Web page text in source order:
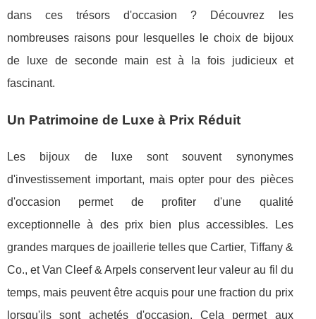
dans ces trésors d'occasion ? Découvrez les
nombreuses raisons pour lesquelles le choix de bijoux
de luxe de seconde main est à la fois judicieux et
fascinant.
Un Patrimoine de Luxe à Prix Réduit
Les bijoux de luxe sont souvent synonymes
d'investissement important, mais opter pour des pièces
d'occasion permet de profiter d'une qualité
exceptionnelle à des prix bien plus accessibles. Les
grandes marques de joaillerie telles que Cartier, Tiffany &
Co., et Van Cleef & Arpels conservent leur valeur au fil du
temps, mais peuvent être acquis pour une fraction du prix
lorsqu'ils sont achetés d'occasion. Cela permet aux